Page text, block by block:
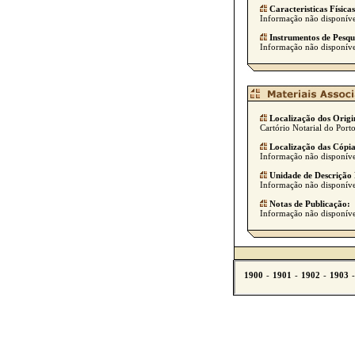
Caracteristicas
Informação não
Instrumentos de
Informação não
Localização dos
Cartório Notarial do
Localização das
Informação não
Unidade de Descrição
Informação não
Notas de Publicação:
Informação não